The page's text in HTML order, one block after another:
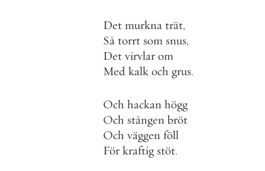
Det murkna trät,
Så torrt som snus,
Det virvlar om
Med kalk och grus.
Och hackan högg
Och stången bröt
Och väggen föll
För kraftig stöt.